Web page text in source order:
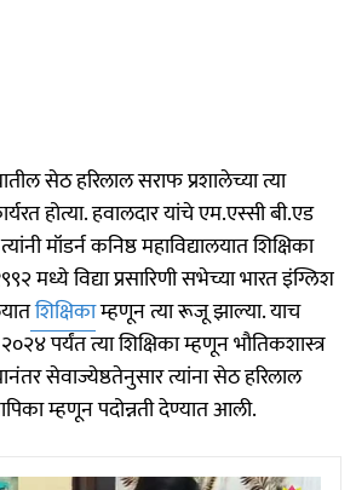
सेठ हरिलाल सराफ प्रशालेच्या त्या
होत्या. हवालदार यांचे एम.एस्सी बी.एड
मॉडर्न कनिष्ठ महाविद्यालयात शिक्षिका
विद्या प्रसारिणी सभेच्या भारत इंग्लिश
शिक्षिकाम्हणून त्या रूजू झाल्या. याच
पर्यंत त्या शिक्षिका म्हणून भौतिकशास्त्र
सेवाज्येष्ठतेनुसार त्यांना सेठ हरिलाल
म्हणून पदोन्नती देण्यात आली.